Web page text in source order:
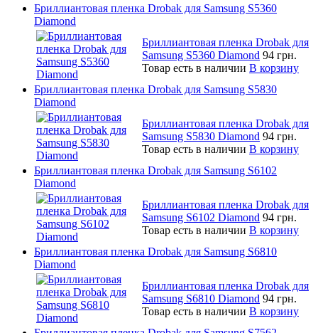
Бриллиантовая пленка Drobak для Samsung S5360
Diamond
Бриллиантовая пленка Drobak для
Samsung S5360 Diamond 94 грн.
Товар есть в наличии В корзину
Бриллиантовая пленка Drobak для Samsung S5830
Diamond
Бриллиантовая пленка Drobak для
Samsung S5830 Diamond 94 грн.
Товар есть в наличии В корзину
Бриллиантовая пленка Drobak для Samsung S6102
Diamond
Бриллиантовая пленка Drobak для
Samsung S6102 Diamond 94 грн.
Товар есть в наличии В корзину
Бриллиантовая пленка Drobak для Samsung S6810
Diamond
Бриллиантовая пленка Drobak для
Samsung S6810 Diamond 94 грн.
Товар есть в наличии В корзину